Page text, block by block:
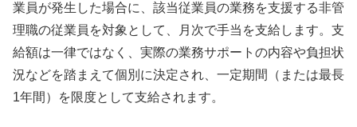
業員が発生した場合に、該当従業員の業務を支援する非管
理職の従業員を対象として、月次で手当を支給します。支
給額は一律ではなく、実際の業務サポートの内容や負担状
況などを踏まえて個別に決定され、一定期間（または最長
1年間）を限度として支給されます。